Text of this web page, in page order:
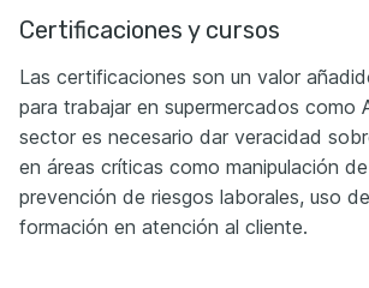
Certificaciones y cursos
Las certificaciones son un valor
para trabajar en supermercados como
sector es necesario dar veracidad
en áreas críticas como manipulación
prevención de riesgos laborales, uso
formación en atención al cliente.